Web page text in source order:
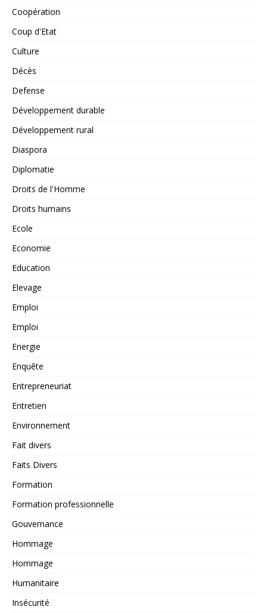
Coopération
Coup d'Etat
Culture
Décès
Defense
Développement durable
Développement rural
Diaspora
Diplomatie
Droits de l'Homme
Droits humains
Ecole
Economie
Education
Elevage
Emploi
Emploi
Energie
Enquête
Entrepreneuriat
Entretien
Environnement
Fait divers
Faits Divers
Formation
Formation professionnelle
Gouvernance
Hommage
Hommage
Humanitaire
Insécurité